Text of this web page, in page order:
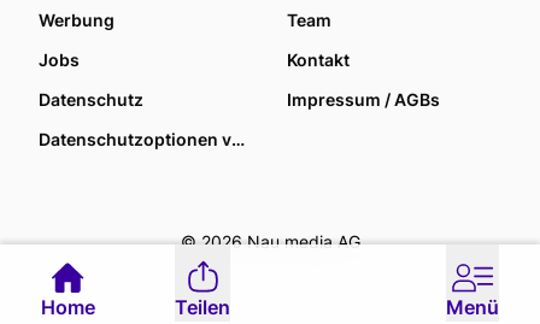
Werbung
Team
Jobs
Kontakt
Datenschutz
Impressum / AGBs
Datenschutzoptionen verwalten
© 2026 Nau media AG
Home Teilen Menü